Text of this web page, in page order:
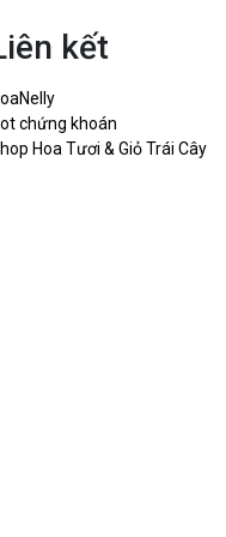
kết
chứng khoán
Hoa Tươi & Giỏ Trái Cây